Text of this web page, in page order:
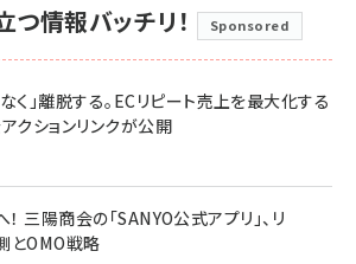
情報バッチリ！ Sponsored
く」離脱する。ECリピート売上を最大化する
クションリンクが公開
三陽商会の「SANYO公式アプリ」、リ
とOMO戦略